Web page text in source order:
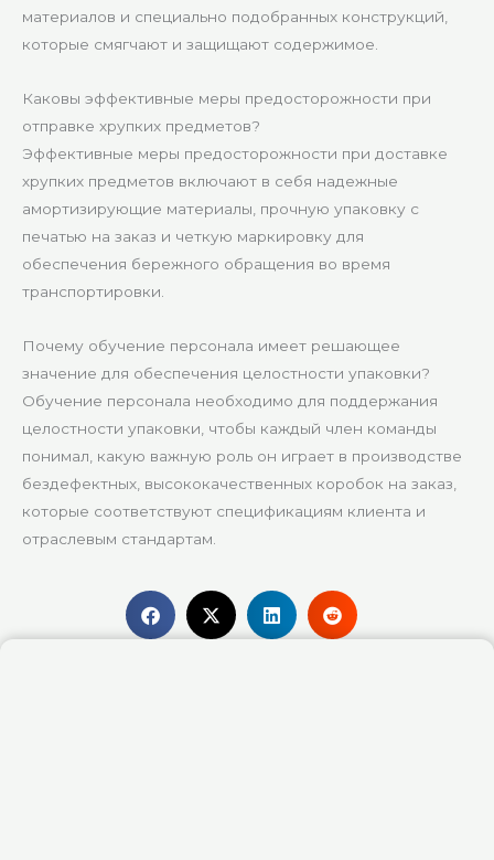
материалов и специально подобранных конструкций,
которые смягчают и защищают содержимое.
Каковы эффективные меры предосторожности при
отправке хрупких предметов?
Эффективные меры предосторожности при доставке
хрупких предметов включают в себя надежные
амортизирующие материалы, прочную упаковку с
печатью на заказ и четкую маркировку для
обеспечения бережного обращения во время
транспортировки.
Почему обучение персонала имеет решающее
значение для обеспечения целостности упаковки?
Обучение персонала необходимо для поддержания
целостности упаковки, чтобы каждый член команды
понимал, какую важную роль он играет в производстве
бездефектных, высококачественных коробок на заказ,
которые соответствуют спецификациям клиента и
отраслевым стандартам.